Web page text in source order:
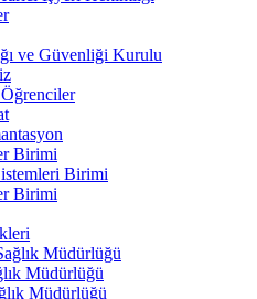
ve Güvenliği Kurulu
Birimi
Birimi
Birimi
Müdürlüğü
Müdürlüğü
Müdürlüğü